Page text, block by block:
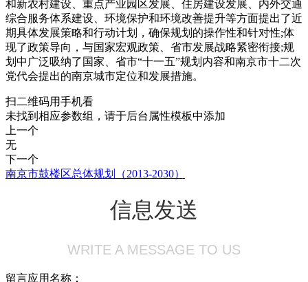
和新农村建设、重点产业园区发展、住房建设发展、内外交通
综合服务体系建设、环境保护和环境改善提升等方面提出了近
期具体发展策略和行动计划，确保规划的操作性和针对性;体
现了政策导向，与国家宏观政策、省市发展战略紧密衔接;规
划中广泛吸纳了国家、省市“十一五”规划内容和南京市十二次
党代会提出的南京城市定位和发展措施。
扫二维码用手机看
未找到相应参数组，请于后台属性模板中添加
上一个
无
下一个
南京市鼓楼区总体规划（2013-2030）
信息发送
WRITE A MESSAGE TO US
留言应用名称：